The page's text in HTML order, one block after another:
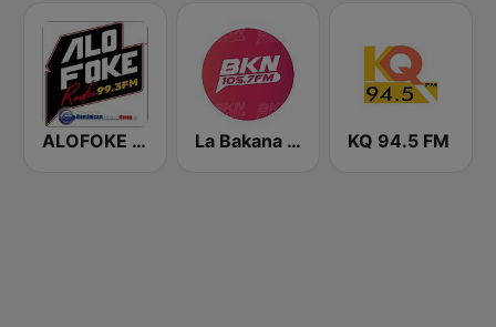
ALOFOKE 99.3 FM La Bakana FM KQ 94.5 FM